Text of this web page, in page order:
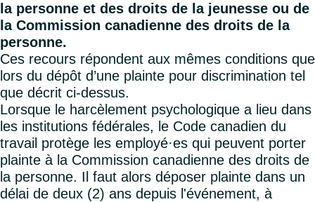
la personne et des droits de la jeunesse ou de
la Commission canadienne des droits de la
personne.
Ces recours répondent aux mêmes conditions que
lors du dépôt d’une plainte pour discrimination tel
que décrit ci-dessus.
Lorsque le harcèlement psychologique a lieu dans
les institutions fédérales, le Code canadien du
travail protège les employé·es qui peuvent porter
plainte à la Commission canadienne des droits de
la personne. Il faut alors déposer plainte dans un
délai de deux (2) ans depuis l'événement, à